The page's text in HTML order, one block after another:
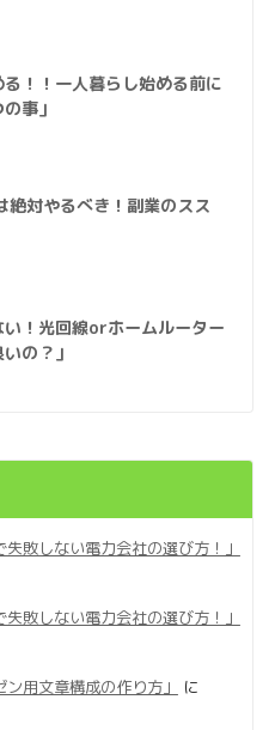
る！！一人暮らし始める前に
事」
絶対やるべき！副業のスス
い！光回線orホームルーター
の？」
敗しない電力会社の選び方！」
敗しない電力会社の選び方！」
用文章構成の作り方」
に